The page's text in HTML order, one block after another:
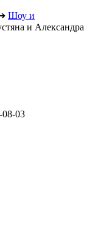
Шоу и
и Александра
08-03